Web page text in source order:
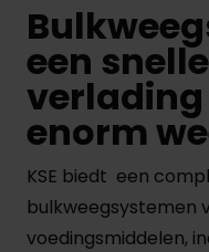
een
verlading
enorm
KSE biedt een
bulkweegsystemen
voedingsmiddelen,